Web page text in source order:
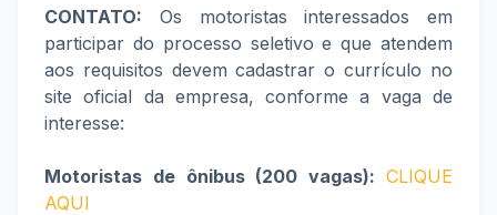
CONTATO: Os motoristas interessados em
participar do processo seletivo e que atendem
aos requisitos devem cadastrar o currículo no
site oficial da empresa, conforme a vaga de
interesse:
Motoristas de ônibus (200 vagas): CLIQUE
AQUI